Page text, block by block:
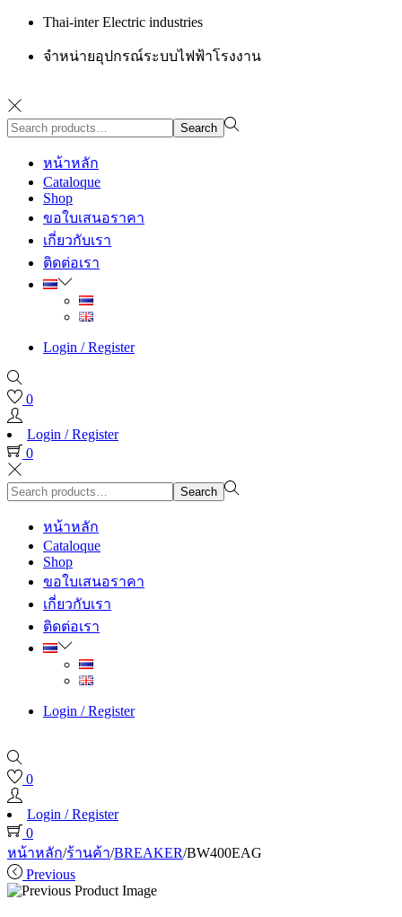
Thai-inter Electric industries
จำหน่ายอุปกรณ์ระบบไฟฟ้าโรงงาน
Search
for:>
Search
หน้าหลัก
Cataloque
Shop
ขอใบเสนอราคา
เกี่ยวกับเรา
ติดต่อเรา
Login / Register
0
Login / Register
0
Search
for:>
Search
หน้าหลัก
Cataloque
Shop
ขอใบเสนอราคา
เกี่ยวกับเรา
ติดต่อเรา
Login / Register
0
Login / Register
0
หน้าหลัก/ร้านค้า/BREAKER/BW400EAG
Previous